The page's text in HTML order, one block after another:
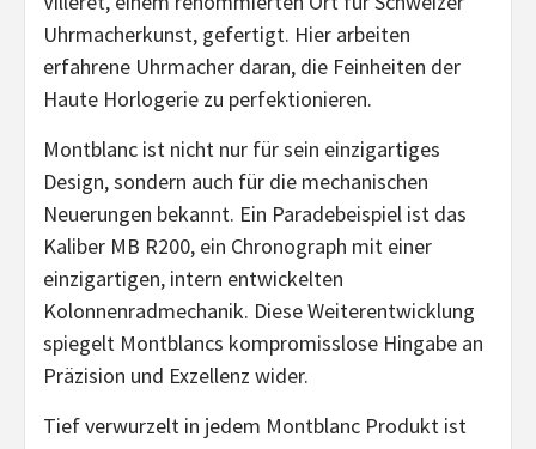
Uhrmacherkunst, gefertigt. Hier arbeiten
erfahrene Uhrmacher daran, die Feinheiten der
Haute Horlogerie zu perfektionieren.
Montblanc ist nicht nur für sein einzigartiges
Design, sondern auch für die mechanischen
Neuerungen bekannt. Ein Paradebeispiel ist das
Kaliber MB R200, ein Chronograph mit einer
einzigartigen, intern entwickelten
Kolonnenradmechanik. Diese Weiterentwicklung
spiegelt Montblancs kompromisslose Hingabe an
Präzision und Exzellenz wider.
Tief verwurzelt in jedem Montblanc Produkt ist